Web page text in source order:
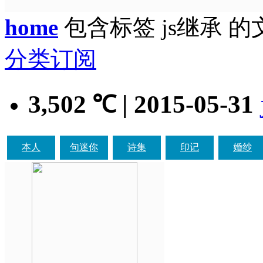
home 包含标签 js继承 的
分类订阅
3,502 ℃ | 2015-05-31
本人 句迷你 诗集 印记 婚纱